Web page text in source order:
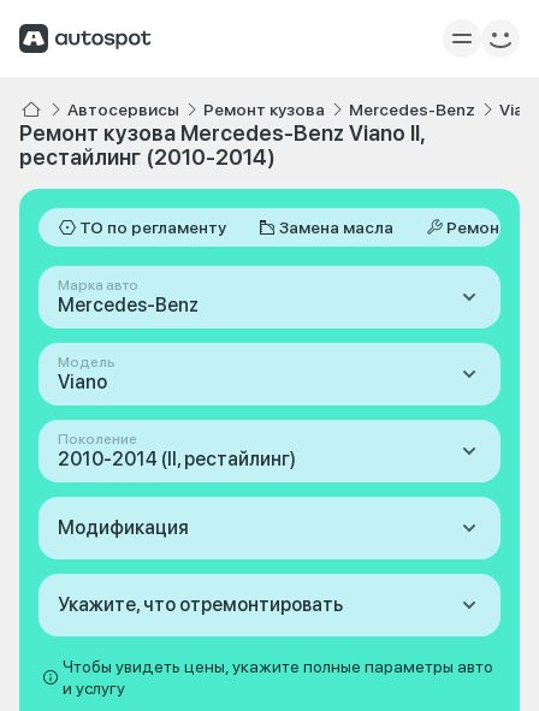
Автосервисы Ремонт кузова Mercedes-Benz
Ремонт кузова Mercedes-Benz Viano II,
рестайлинг (2010-2014)
ТО по регламенту Замена масла Ремонт
Марка авто
Mercedes-Benz
Модель
Viano
Поколение
2010-2014 (II, рестайлинг)
Модификация
Укажите, что отремонтировать
Чтобы увидеть цены, укажите полные параметры авто
и услугу